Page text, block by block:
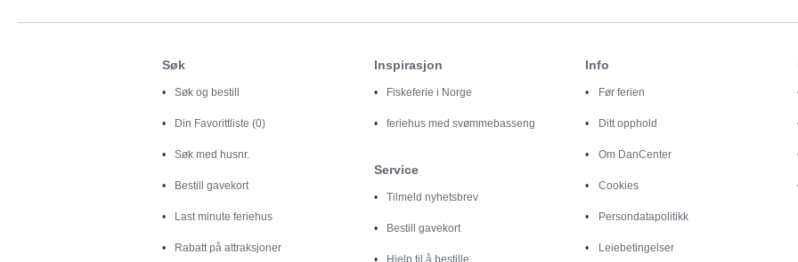
Søk
Søk og bestill
Din Favorittliste (0)
Søk med husnr.
Bestill gavekort
Last minute feriehus
Rabatt på attraksjoner
Inspirasjon
Fiskeferie i Norge
feriehus med svømmebasseng
Service
Tilmeld nyhetsbrev
Bestill gavekort
Info
Før ferien
Ditt opphold
Om DanCenter
Cookies
Persondatapolitikk
Leiebetingelser